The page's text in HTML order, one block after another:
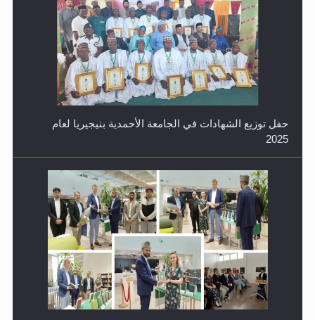
حفل توزيع الشهادات في الجامعة الأحمدية بنيجيريا لعام
2025